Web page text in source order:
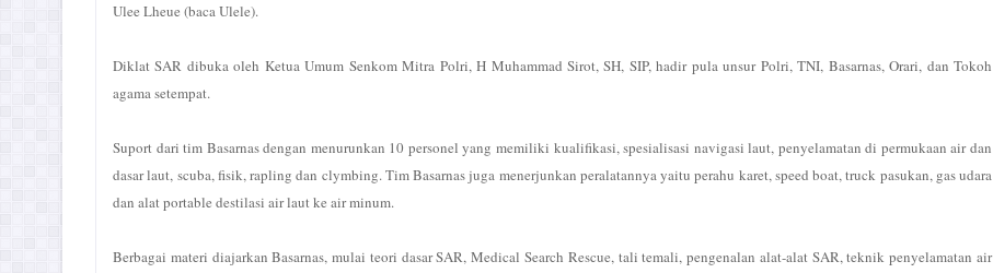
Ulee Lheue (baca Ulele).
Diklat SAR dibuka oleh Ketua Umum Senkom Mitra Polri, H Muhammad Sirot, SH, SIP, hadir pula unsur Polri, TNI, Basarnas, Orari, dan Tokoh
agama setempat.
Suport dari tim Basarnas dengan menurunkan 10 personel yang memiliki kualifikasi, spesialisasi navigasi laut, penyelamatan di permukaan air dan
dasar laut, scuba, fisik, rapling dan clymbing. Tim Basarnas juga menerjunkan peralatannya yaitu perahu karet, speed boat, truck pasukan, gas udara
dan alat portable destilasi air laut ke air minum.
Berbagai materi diajarkan Basarnas, mulai teori dasar SAR, Medical Search Rescue, tali temali, pengenalan alat-alat SAR, teknik penyelamatan air